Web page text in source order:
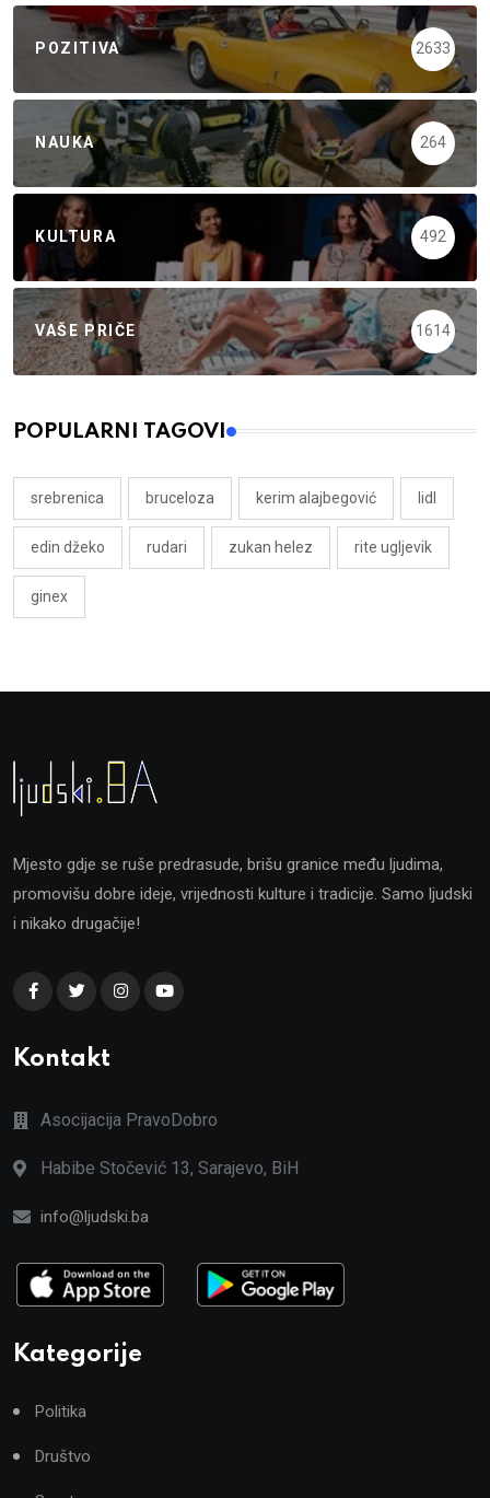
POZITIVA 2633
NAUKA 264
KULTURA 492
VAŠE PRIČE 1614
POPULARNI TAGOVI
srebrenica bruceloza kerim alajbegović lidl
edin džeko rudari zukan helez rite ugljevik
ginex
Mjesto gdje se ruše predrasude, brišu granice među ljudima,
promovišu dobre ideje, vrijednosti kulture i tradicije. Samo ljudski
i nikako drugačije!
Kontakt
Asocijacija PravoDobro
Habibe Stočević 13, Sarajevo, BiH
info@ljudski.ba
Kategorije
Politika
Društvo